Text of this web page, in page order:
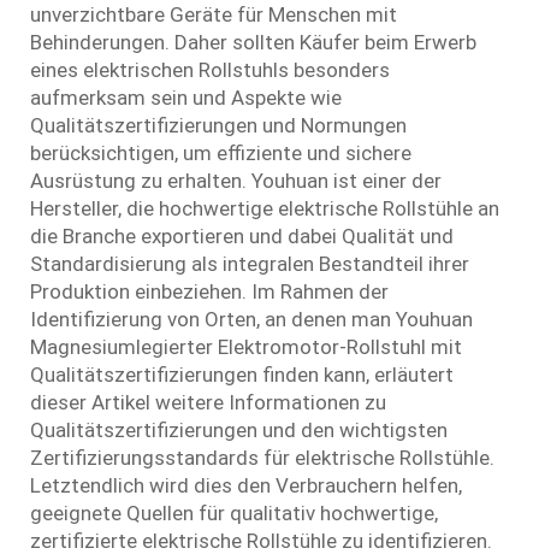
unverzichtbare Geräte für Menschen mit
Behinderungen. Daher sollten Käufer beim Erwerb
eines elektrischen Rollstuhls besonders
aufmerksam sein und Aspekte wie
Qualitätszertifizierungen und Normungen
berücksichtigen, um effiziente und sichere
Ausrüstung zu erhalten. Youhuan ist einer der
Hersteller, die hochwertige elektrische Rollstühle an
die Branche exportieren und dabei Qualität und
Standardisierung als integralen Bestandteil ihrer
Produktion einbeziehen. Im Rahmen der
Identifizierung von Orten, an denen man Youhuan
Magnesiumlegierter Elektromotor-Rollstuhl mit
Qualitätszertifizierungen finden kann, erläutert
dieser Artikel weitere Informationen zu
Qualitätszertifizierungen und den wichtigsten
Zertifizierungsstandards für elektrische Rollstühle.
Letztendlich wird dies den Verbrauchern helfen,
geeignete Quellen für qualitativ hochwertige,
zertifizierte elektrische Rollstühle zu identifizieren.